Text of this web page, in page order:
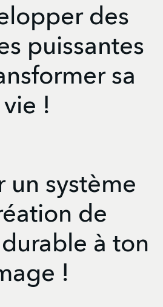
des
puissantes
sa
vie !
un système
de
à ton
!